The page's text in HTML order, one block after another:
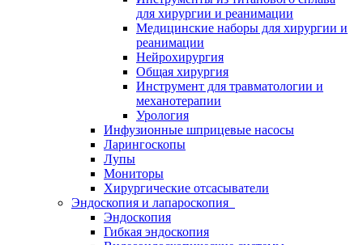
для хирургии и реанимации
Медицинские наборы для хирургии и
реанимации
Нейрохирургия
Общая хирургия
Инструмент для травматологии и
механотерапии
Урология
Инфузионные шприцевые насосы
Ларингоскопы
Лупы
Мониторы
Хирургические отсасыватели
Эндоскопия и лапароскопия
Эндоскопия
Гибкая эндоскопия